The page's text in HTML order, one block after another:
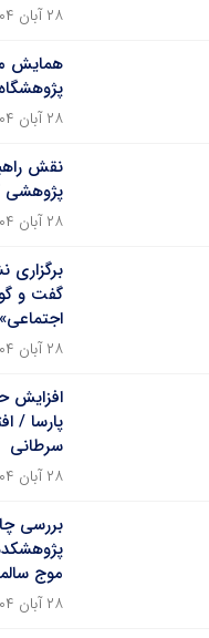
۲۸ آبان ۱۴۰۴
همایش
۲۸ آبان ۱۴۰۴
پژوهشی
۲۸ آبان ۱۴۰۴
گفت و
اجتماعی»
۲۸ آبان ۱۴۰۴
افزایش
پارسا /
سرطانی
۲۸ آبان ۱۴۰۴
بررسی
موج
۲۸ آبان ۱۴۰۴